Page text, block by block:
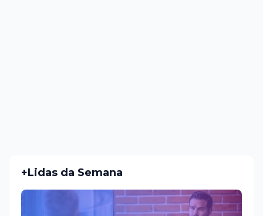
+Lidas da Semana